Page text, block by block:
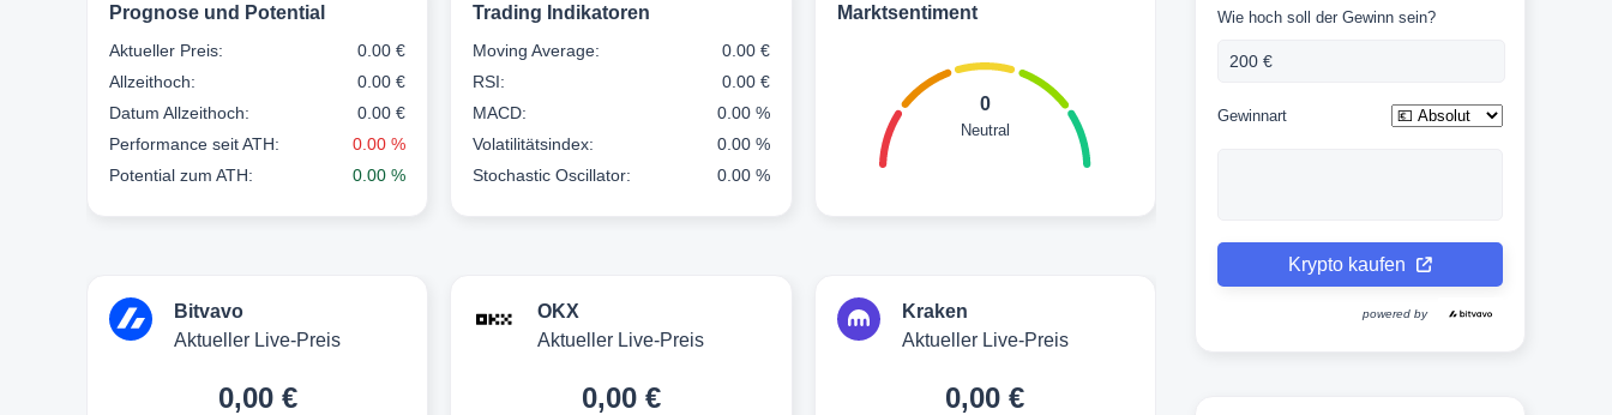
Prognose und Potential
Aktueller Preis:
0.00 €
Allzeithoch:
0.00 €
Datum Allzeithoch:
0.00 €
Performance seit ATH:
0.00 %
Potential zum ATH:
0.00 %
Trading Indikatoren
Moving Average:
0.00 €
RSI:
0.00 €
MACD:
0.00 %
Volatilitätsindex:
0.00 %
Stochastic Oscillator:
0.00 %
Marktsentiment
0
Neutral
Bitvavo
Aktueller Live-Preis
0,00 €
OKX
Aktueller Live-Preis
0,00 €
Kraken
Aktueller Live-Preis
0,00 €
Wie hoch soll der Gewinn sein?
Gewinnart
Krypto kaufen
powered by